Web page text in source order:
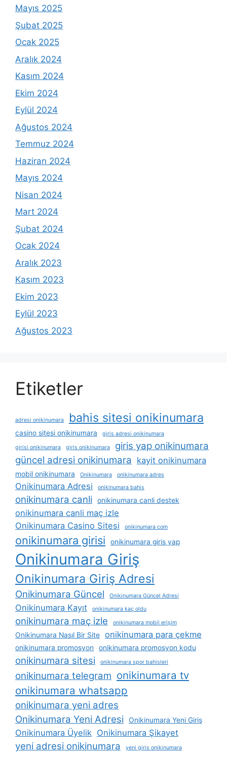
Mayıs 2025
Şubat 2025
Ocak 2025
Aralık 2024
Kasım 2024
Ekim 2024
Eylül 2024
Ağustos 2024
Temmuz 2024
Haziran 2024
Mayıs 2024
Nisan 2024
Mart 2024
Şubat 2024
Ocak 2024
Aralık 2023
Kasım 2023
Ekim 2023
Eylül 2023
Ağustos 2023
Etiketler
adresi onikinumara bahis sitesi onikinumara
casino sitesi onikinumara giris adresi onikinumara
girisi onikinumara giris onikinumara
giris yap onikinumara
güncel adresi onikinumara
kayit onikinumara
mobil onikinumara Onikinumara onikinumara adres
Onikinumara Adresi onikinumara bahis
onikinumara canli onikinumara canli destek
onikinumara canli maç izle
Onikinumara Casino Sitesi
onikinumara com
onikinumara girisi onikinumara giris yap
Onikinumara Giriş
Onikinumara Giriş Adresi
Onikinumara Güncel Onikinumara Güncel Adresi
Onikinumara Kayıt onikinumara kaç oldu
onikinumara maç izle onikinumara mobil erişim
Onikinumara Nasıl Bir Site onikinumara para çekme
onikinumara promosyon onikinumara promosyon kodu
onikinumara sitesi onikinumara spor bahisleri
onikinumara telegram onikinumara tv
onikinumara whatsapp
onikinumara yeni adres
Onikinumara Yeni Adresi
Onikinumara Yeni Giriş
Onikinumara Üyelik Onikinumara Şikayet
yeni adresi onikinumara yeni giris onikinumara